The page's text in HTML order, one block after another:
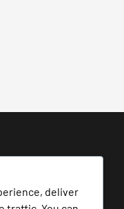
deliver